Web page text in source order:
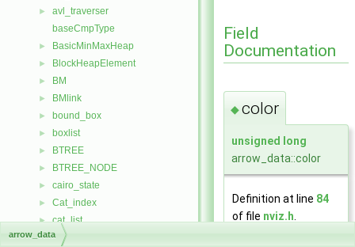
►
avl_traverser
baseCmpType
► BasicMinMaxHeap
► BlockHeapElement
► BM
► BMlink
► bound_box
► boxlist
► BTREE
► BTREE_NODE
► cairo_state
► Cat_index
► cat_list
► Categories
Field
Documentation
◆color
unsigned
long
arrow_data::color
Definition at line 84
of file nviz.h
arrow_data